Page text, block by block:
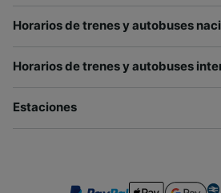
Horarios de trenes y autobuses
Horarios de trenes y autobuses
Estaciones